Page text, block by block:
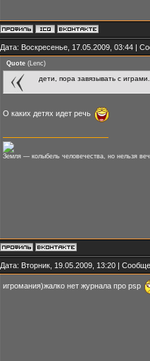
Дата: Воскресенье, 17.05.2009, 03:44 |
Quote(Lenc)
дети, пора завязывать с
О каких детях идет речь
Земля — колыбель человечества, но нельзя
Дата: Вторник, 19.05.2009, 13:20 |
игромания)жалко нет журнала про psp